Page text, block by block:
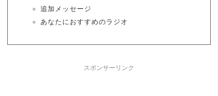
追加メッセージ
あなたにおすすめのラジオ
スポンサーリンク